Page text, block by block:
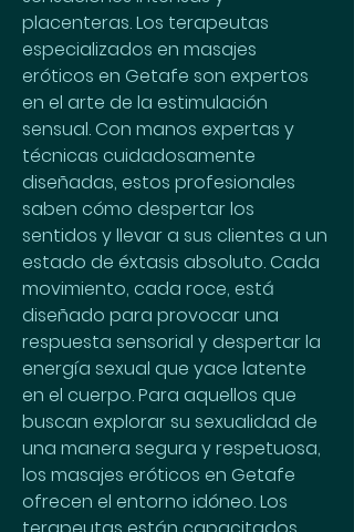
placenteras. Los terapeutas
especializados en masajes
eróticos en Getafe son expertos
en el arte de la estimulación
sensual. Con manos expertas y
técnicas cuidadosamente
diseñadas, estos profesionales
saben cómo despertar los
sentidos y llevar a sus clientes a un
estado de éxtasis absoluto. Cada
movimiento, cada roce, está
diseñado para provocar una
respuesta sensorial y despertar la
energía sexual que yace latente
en el cuerpo. Para aquellos que
buscan explorar su sexualidad de
una manera segura y respetuosa,
los masajes eróticos en Getafe
ofrecen el entorno idóneo. Los